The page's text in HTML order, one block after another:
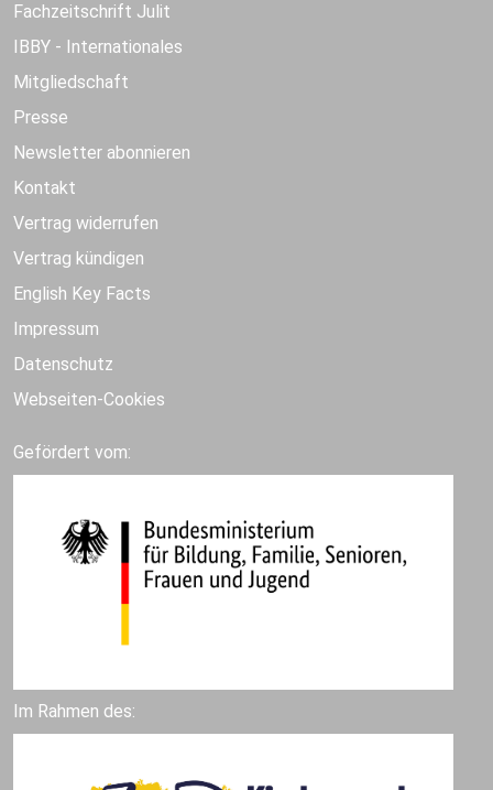
Fachzeitschrift Julit
IBBY - Internationales
Mitgliedschaft
Presse
Newsletter abonnieren
Kontakt
Vertrag widerrufen
Vertrag kündigen
English Key Facts
Impressum
Datenschutz
Webseiten-Cookies
Gefördert vom:
Im Rahmen des: